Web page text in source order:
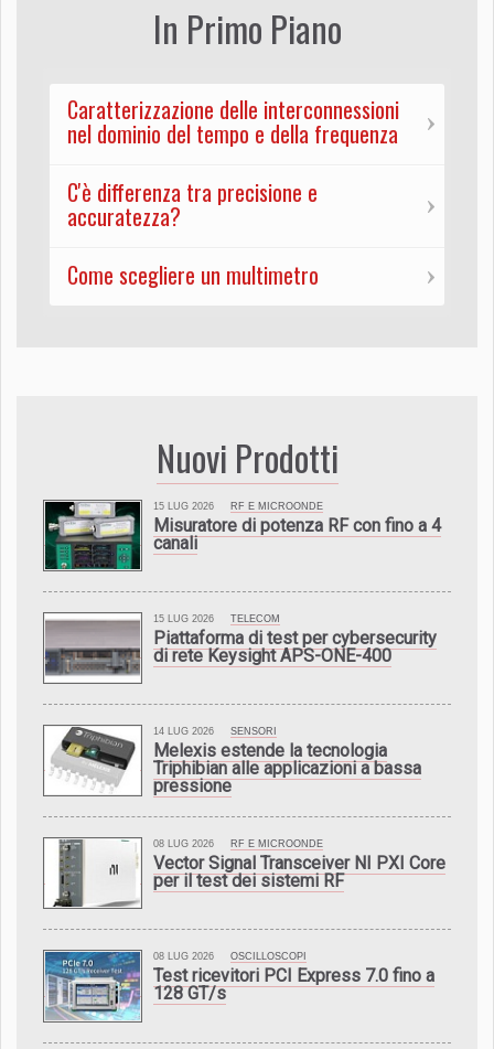
In Primo Piano
Caratterizzazione delle interconnessioni
nel dominio del tempo e della frequenza
C'è differenza tra precisione e
accuratezza?
Come scegliere un multimetro
Nuovi Prodotti
15 LUG 2026 RF E MICROONDE
Misuratore di potenza RF con fino a 4
canali
15 LUG 2026 TELECOM
Piattaforma di test per cybersecurity
di rete Keysight APS-ONE-400
14 LUG 2026 SENSORI
Melexis estende la tecnologia
Triphibian alle applicazioni a bassa
pressione
08 LUG 2026 RF E MICROONDE
Vector Signal Transceiver NI PXI Core
per il test dei sistemi RF
08 LUG 2026 OSCILLOSCOPI
Test ricevitori PCI Express 7.0 fino a
128 GT/s